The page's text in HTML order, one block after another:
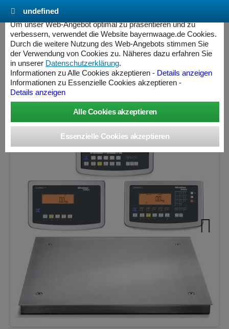
MINEBEA INTEC Combics Plattformwaage 4-
3000NN-I Lackiert / Lackiert
Wägebereich: 3000 kg, Ablesbarkeit: 100 g, nicht eichfähig
Cookie Einstellungen - bayernwaage.de
Um unser Web-Angebot optimal zu präsentieren und zu
verbessern, verwendet die Website bayernwaage.de Cookies.
Durch die weitere Nutzung des Web-Angebots stimmen Sie
der Verwendung von Cookies zu. Näheres dazu erfahren Sie
in unserer Datenschutzerklärung.
Informationen zu Alle Cookies akzeptieren - Details anzeigen
Informationen zu Essenzielle Cookies akzeptieren -
Details anzeigen
undefined
Controller